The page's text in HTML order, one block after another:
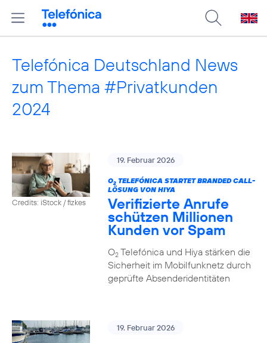
Telefónica Deutschland News
zum Thema #Privatkunden
2024
Credits: iStock / fizkes
19. Februar 2026
O2TELEFÓNICA STARTET BRANDED CALL-
LÖSUNG VON HIYA
Verifizierte Anrufe
schützen Millionen
Kunden vor Spam
O2Telefónica und Hiya stärken die
Sicherheit im Mobilfunknetz durch
geprüfte Absenderidentitäten
19. Februar 2026